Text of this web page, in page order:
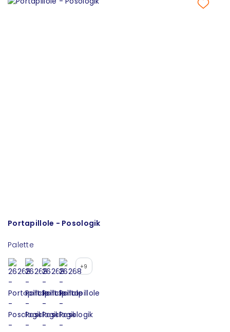
Portapillole - Posologik
Palette
+9